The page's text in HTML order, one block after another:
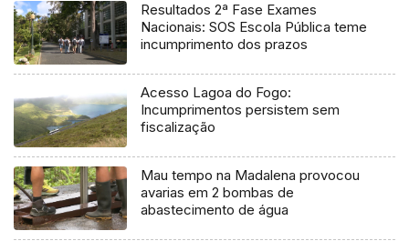
Resultados 2ª Fase Exames
Nacionais: SOS Escola Pública teme
incumprimento dos prazos
Acesso Lagoa do Fogo:
Incumprimentos persistem sem
fiscalização
Mau tempo na Madalena provocou
avarias em 2 bombas de
abastecimento de água